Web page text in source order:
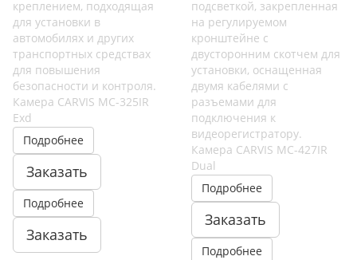
Камера CARVIS MC-325IR
Exd
Подробнее
Заказать
Подробнее
Заказать
Камера CARVIS MC-427IR
Dual
Подробнее
Заказать
Подробнее